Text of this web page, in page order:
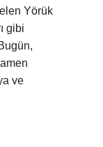
Yörük
gibi
ve